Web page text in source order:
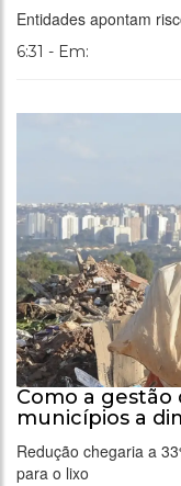
Entidades apontam
6:31 - Em:
Como a gestão
municípios a
Redução chegaria a
para o lixo